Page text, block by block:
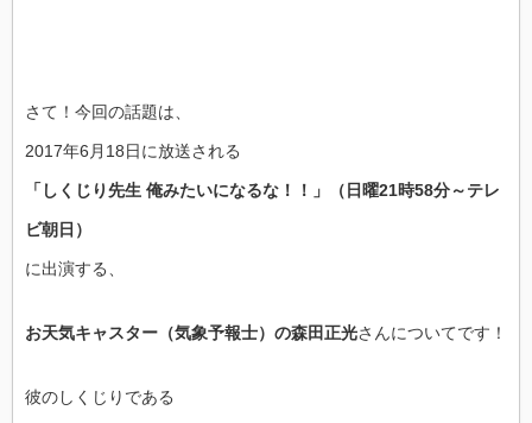
さて！今回の話題は、
2017年6月18日に放送される
「しくじり先生 俺みたいになるな！！」（日曜21時58分～テレ
ビ朝日）
に出演する、
お天気キャスター（気象予報士）の森田正光さんについてです！
彼のしくじりである